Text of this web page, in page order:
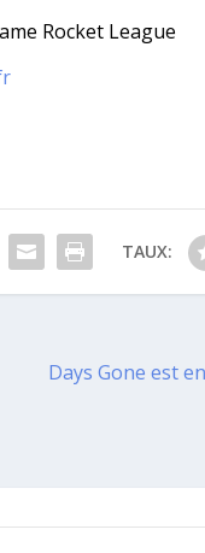
Rocket League
TAUX:
Days Gone est